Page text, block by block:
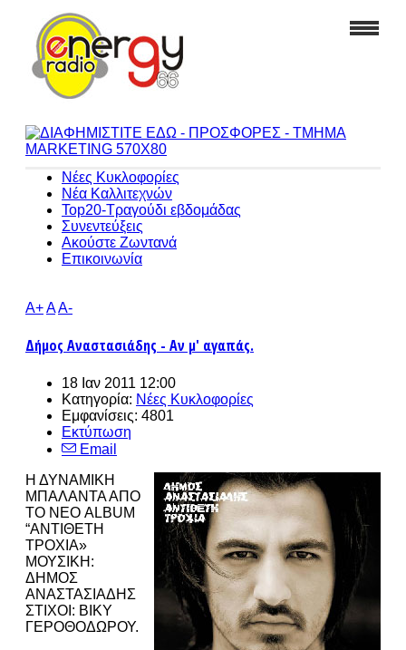
Νέες Κυκλοφορίες
Νέα Καλλιτεχνών
Top20-Τραγούδι εβδομάδας
Συνεντεύξεις
Ακούστε Ζωντανά
Επικοινωνία
A+AA-
Δήμος Αναστασιάδης - Αν μ' αγαπάς.
18 Ιαν 2011 12:00
Κατηγορία: Νέες Κυκλοφορίες
Εμφανίσεις: 4801
Εκτύπωση
Email
Η ΔΥΝΑΜΙΚΗ
ΜΠΑΛΑΝΤΑ ΑΠΟ
ΤΟ ΝΕΟ ALBUM
“ΑΝΤΙΘΕΤΗ
ΤΡΟΧΙΑ»
ΜΟΥΣΙΚΗ:
ΔΗΜΟΣ
ΑΝΑΣΤΑΣΙΑΔΗΣ
ΣΤΙΧΟΙ: ΒΙΚΥ
ΓΕΡΟΘΟΔΩΡΟΥ.